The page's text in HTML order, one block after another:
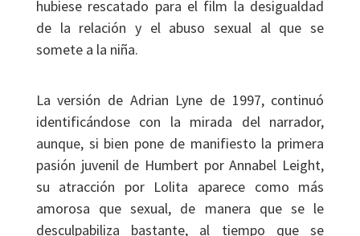
hubiese rescatado para el film la desigualdad
de la relación y el abuso sexual al que se
somete a la niña.
La versión de Adrian Lyne de 1997, continuó
identificándose con la mirada del narrador,
aunque, si bien pone de manifiesto la primera
pasión juvenil de Humbert por Annabel Leight,
su atracción por Lolita aparece como más
amorosa que sexual, de manera que se le
desculpabiliza bastante, al tiempo que se